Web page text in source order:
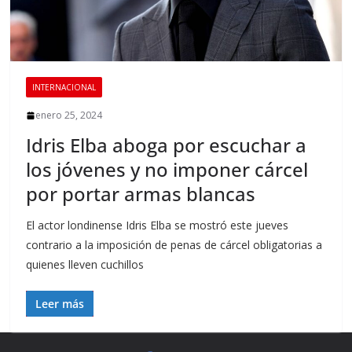
INTERNACIONAL
enero 25, 2024
Idris Elba aboga por escuchar a
los jóvenes y no imponer cárcel
por portar armas blancas
El actor londinense Idris Elba se mostró este jueves
contrario a la imposición de penas de cárcel obligatorias a
quienes lleven cuchillos
Leer más